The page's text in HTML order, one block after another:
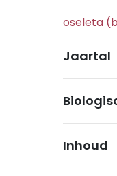
Jaartal
Inhoud